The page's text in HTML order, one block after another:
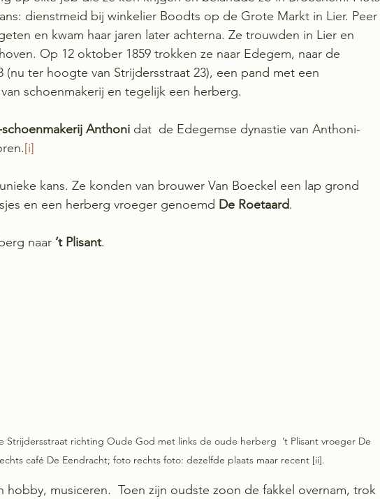
dienstmeid bij winkelier Boodts op de Grote Markt in Lier. Peer
en kwam haar jaren later achterna. Ze trouwden in Lier en
Op 12 oktober 1859 trokken ze naar Edegem, naar de
(nu ter hoogte van Strijdersstraat 23), een pand met een
schoenmakerij en tegelijk een herberg.
Anthoni dat  de Edegemse dynastie van Anthoni-
[i]
kans. Ze konden van brouwer Van Boeckel een lap grond
en een herberg vroeger genoemd De Roetaard.
naar ’t Plisant.
Strijdersstraat richting Oude God met links de oude herberg  ’t Plisant vroeger De
café De Eendracht; foto rechts foto: dezelfde plaats maar recent [ii].
hobby, musiceren.  Toen zijn oudste zoon de fakkel overnam, trok